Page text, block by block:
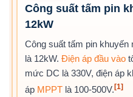
Công suất tấm pin
12kW
Công suất tấm pin khuyến
là 12kW. Điện áp đầu vào
mức DC là 330V, điện áp
áp MPPT là 100-500V.[1]